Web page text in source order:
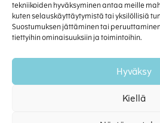
tekniikoiden hyväksyminen antaa meille
kuten selauskäyttäytymistä tai yksilöllisiä
Suostumuksen jättäminen tai
tiettyihin ominaisuuksiin ja toimintoihin.
Hyväksy
Kiellä